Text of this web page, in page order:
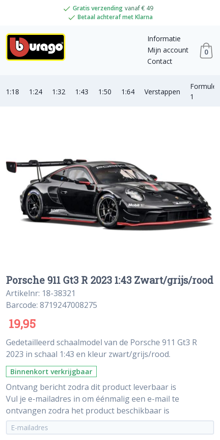
Gratis verzending vanaf € 49
Betaal achteraf met Klarna
Informatie
Mijn account
Contact
0
1:18 1:24 1:32 1:43 1:50 1:64 Verstappen
Formule
1
Porsche 911 Gt3 R 2023 1:43 Zwart/grijs/rood
Artikelnr: 18-38321
Barcode: 8719247008275
19,95
Gedetailleerd schaalmodel van de Porsche 911 Gt3 R
2023 in schaal 1:43 en kleur zwart/grijs/rood.
Binnenkort verkrijgbaar
Ontvang bericht zodra dit product leverbaar is
Vul je e-mailadres in om éénmalig een e-mail te
ontvangen zodra het product beschikbaar is